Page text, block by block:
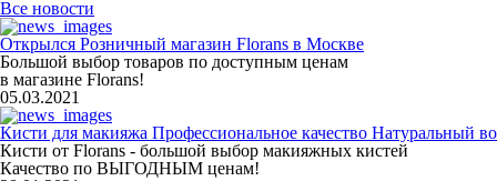
Все новости
Открылся Розничный магазин Florans в Москве
Большой выбор товаров по доступным ценам
в магазине Florans!
05.03.2021
Кисти для макияжа Профессиональное качество Натуральный
Кисти от Florans - большой выбор макияжных кистей
Качество по ВЫГОДНЫМ ценам!